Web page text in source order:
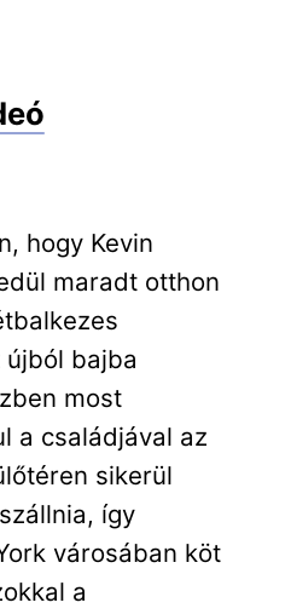
hogy Kevin
maradt otthon
bajba
most
a családjával az
sikerül
így
városában köt
a